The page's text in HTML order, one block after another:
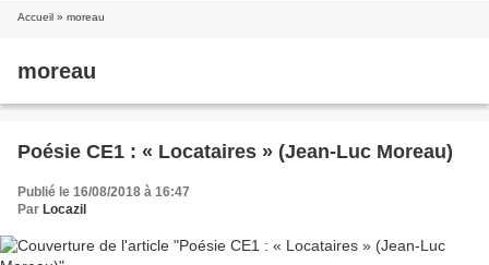
Accueil » moreau
moreau
Poésie CE1 : « Locataires » (Jean-Luc Moreau)
Publié le 16/08/2018 à 16:47
Par Locazil